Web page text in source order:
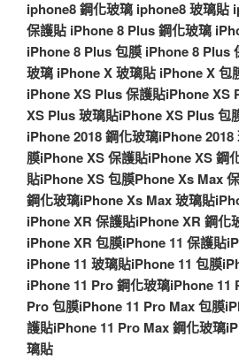
iphone8 鋼化玻璃 iphone8 玻璃貼
保護貼 iPhone 8 Plus 鋼化玻璃
iPhone 8 Plus 包膜 iPhone 8 Plus
玻璃 iPhone X 玻璃貼 iPhone X 包
iPhone XS Plus 保護貼iPhone XS
XS Plus 玻璃貼iPhone XS Plus 包
iPhone 2018 鋼化玻璃iPhone 2018
膜iPhone XS 保護貼iPhone XS 鋼
貼iPhone XS 包膜Phone Xs Max
鋼化玻璃iPhone Xs Max 玻璃貼
iPhone XR 保護貼iPhone XR 鋼化
iPhone XR 包膜iPhone 11 保護貼
iPhone 11 玻璃貼iPhone 11 包膜
iPhone 11 Pro 鋼化玻璃iPhone 11
Pro 包膜iPhone 11 Pro Max 包膜
護貼iPhone 11 Pro Max 鋼化玻璃
璃貼